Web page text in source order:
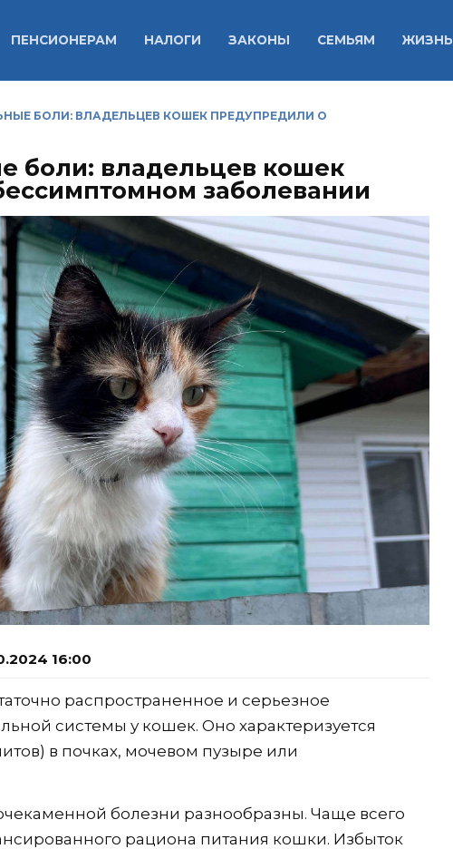
ПЕНСИОНЕРАМ НАЛОГИ ЗАКОНЫ СЕМЬЯМ ЖИЗНЬ
БОЛИ: ВЛАДЕЛЬЦЕВ КОШЕК ПРЕДУПРЕДИЛИ О
боли: владельцев кошек
заболевании
16:00
распространенное и серьезное
системы у кошек. Оно характеризуется
в почках, мочевом пузыре или
болезни разнообразны. Чаще всего
рациона питания кошки. Избыток